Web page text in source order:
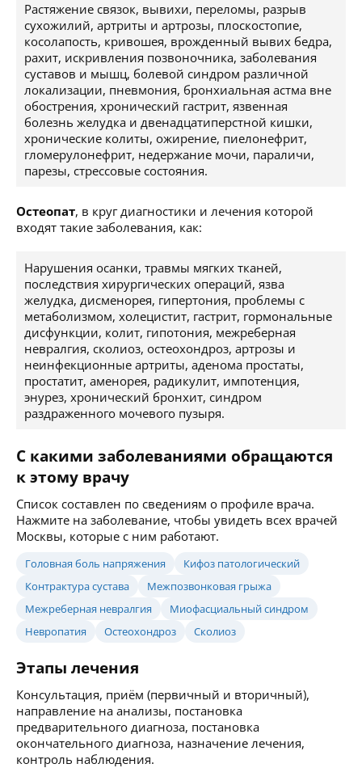
Растяжение связок, вывихи, переломы, разрыв
сухожилий, артриты и артрозы, плоскостопие,
косолапость, кривошея, врожденный вывих бедра,
рахит, искривления позвоночника, заболевания
суставов и мышц, болевой синдром различной
локализации, пневмония, бронхиальная астма вне
обострения, хронический гастрит, язвенная
болезнь желудка и двенадцатиперстной кишки,
хронические колиты, ожирение, пиелонефрит,
гломерулонефрит, недержание мочи, параличи,
парезы, стрессовые состояния.
Остеопат, в круг диагностики и лечения которой
входят такие заболевания, как:
Нарушения осанки, травмы мягких тканей,
последствия хирургических операций, язва
желудка, дисменорея, гипертония, проблемы с
метаболизмом, холецистит, гастрит, гормональные
дисфункции, колит, гипотония, межреберная
невралгия, сколиоз, остеохондроз, артрозы и
неинфекционные артриты, аденома простаты,
простатит, аменорея, радикулит, импотенция,
энурез, хронический бронхит, синдром
раздраженного мочевого пузыря.
С какими заболеваниями обращаются
к этому врачу
Список составлен по сведениям о профиле врача.
Нажмите на заболевание, чтобы увидеть всех врачей
Москвы, которые с ним работают.
Головная боль напряжения
Кифоз патологический
Контрактура сустава
Межпозвонковая грыжа
Межреберная невралгия
Миофасциальный синдром
Невропатия
Остеохондроз Сколиоз
Этапы лечения
Консультация, приём (первичный и вторичный),
направление на анализы, постановка
предварительного диагноза, постановка
окончательного диагноза, назначение лечения,
контроль наблюдения.